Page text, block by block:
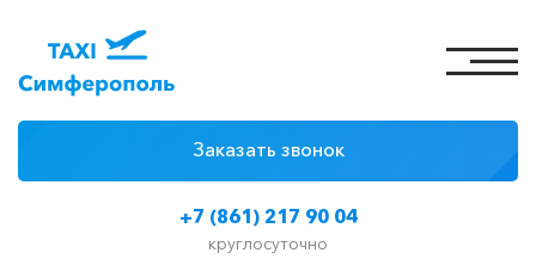
+7 (861) 217 90 04
круглосуточно
Заказать звонок
Цены на такси